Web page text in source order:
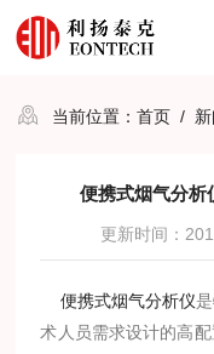
当前位置：首页 /
便携式烟气分析
更新时间：
便携式烟气分析仪
术人员需求设计的高